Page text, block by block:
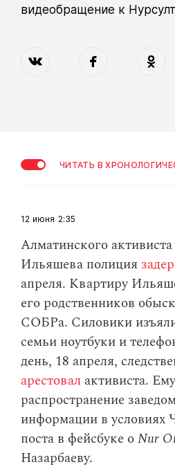
видеобращение к
ЧИТАТЬ В
2:35
12 июня
Алматинского
Ильяшева полиция
апреля. Квартиру
его родственников
СОБРа. Силовики
семьи ноутбуки и
день, 18 апреля,
арестовал активиста.
распространение
информации в условиях
поста в фейсбуке оNur
Назарбаеву.